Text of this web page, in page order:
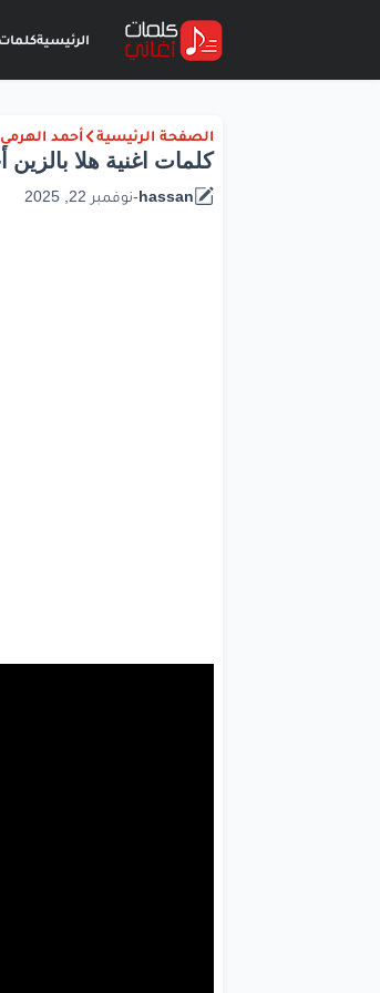
الرئيسية
الصفحة الرئيسية أحمد الهرمي Ahmed AlHarmi
كلمات اغنية هلا بالزين
hassan
-نوفمبر 22, 2025